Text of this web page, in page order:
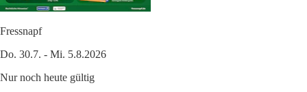
Fressnapf
Do. 30.7. - Mi. 5.8.2026
Nur noch heute gültig